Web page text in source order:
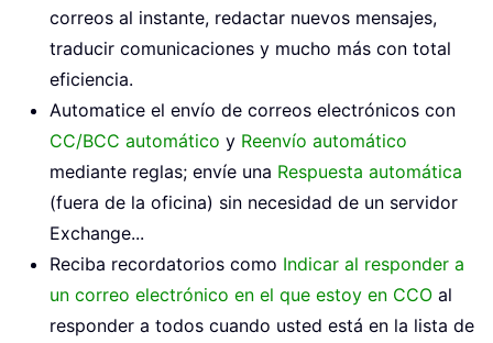
correos al instante, redactar nuevos mensajes,
traducir comunicaciones y mucho más con total
eficiencia.
Automatice el envío de correos electrónicos con
CC/BCC automático y Reenvío automático
mediante reglas; envíe una Respuesta automática
(fuera de la oficina) sin necesidad de un servidor
Exchange...
Reciba recordatorios como Indicar al responder a
un correo electrónico en el que estoy en CCO al
responder a todos cuando usted está en la lista de